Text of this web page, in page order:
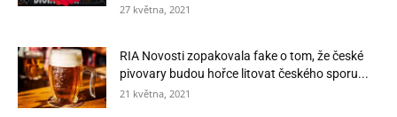
27 května, 2021
RIA Novosti zopakovala fake o tom, že české
pivovary budou hořce litovat českého sporu...
21 května, 2021